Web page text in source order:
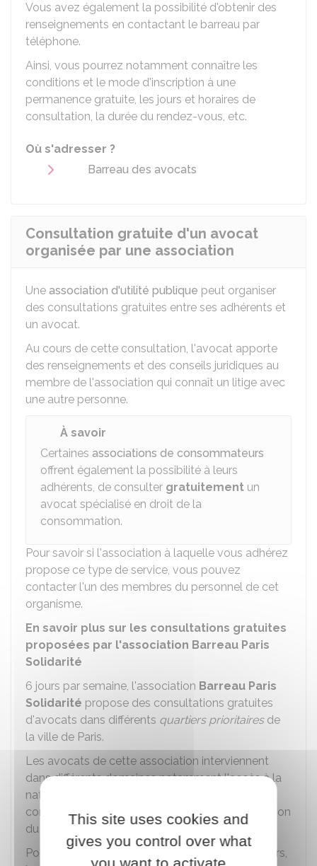
Vous avez également la possibilité d'obtenir des
renseignements en contactant le barreau par
téléphone.
Ainsi, vous pourrez notamment connaître les
conditions et le mode d'inscription à une
permanence gratuite, les jours et horaires de
consultation, la durée du rendez-vous, etc.
Où s'adresser ?
Barreau des avocats
Consultation gratuite d'un avocat
organisée par une association
Une association d'utilité publique peut organiser
des consultations gratuites entre ses adhérents et
un avocat.
Au cours de cette consultation, l'avocat apporte
des renseignements et des conseils juridiques au
membre de l'association qui connaît un litige avec
une autre personne.
À savoir
Certaines associations de consommateurs
offrent également la possibilité à leurs
adhérents, de consulter gratuitement un
avocat spécialisé en droit de la
consommation.
Pour savoir si l'association à laquelle vous adhérez
propose ce type de service, vous pouvez
contacter l'un des membres du personnel de cet
organisme.
En savoir plus sur les consultations gratuites
proposées par l'association Barreau Paris
Solidarité
6 jours par semaine, l'association Barreau Paris
Solidarité propose des consultations gratuites
d'avocats dans différents quartiers prioritairesde
la ville de Paris.
Les avocats de cette association interviennent
dans différents domaines notamment l'accès à la
nationalité française, le droit de la santé, la lutte
contre les violences et les
discriminations
en raison
du sexe et/ou de l'orientation sexuelle.
Pour savoir à quel endroit et à quel moment (jours,
This site uses cookies and
gives you control over what